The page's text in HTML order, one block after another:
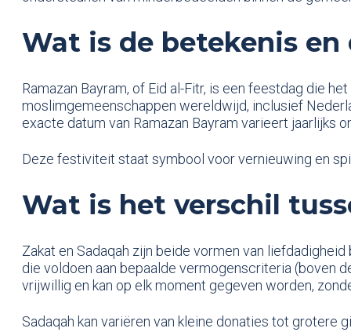
Wat is de betekenis en
Ramazan Bayram, of Eid al-Fitr, is een feestdag die
moslimgemeenschappen wereldwijd, inclusief
exacte datum van Ramazan Bayram varieert jaarlijks
Deze festiviteit staat symbool voor vernieuwing en
Wat is het verschil
Zakat en Sadaqah zijn beide vormen van
die voldoen aan bepaalde vermogenscriteria (boven
vrijwillig en kan op elk moment gegeven worden,
Sadaqah kan variëren van kleine donaties tot grotere